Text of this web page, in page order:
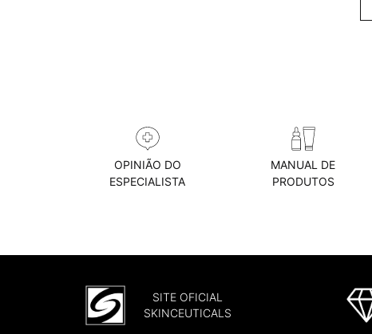
OPINIÃO DO
ESPECIALISTA
MANUAL DE
PRODUTOS
SITE OFICIAL
SKINCEUTICALS